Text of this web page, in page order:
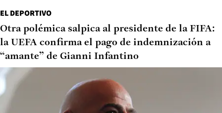
EL DEPORTIVO
Otra polémica salpica al presidente de la FIFA:
la UEFA confirma el pago de indemnización a
“amante” de Gianni Infantino